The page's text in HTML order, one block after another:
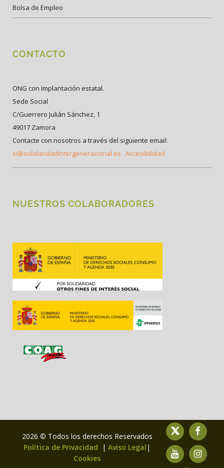
Bolsa de Empleo
CONTACTO
ONG con Implantación estatal.
Sede Social
C/Guerrero Julián Sánchez, 1
49017 Zamora
Contacte con nosotros a través del siguiente email:
si@solidaridadintergeneracional.es Accesibilidad
NUESTROS COLABORADORES
2026 © Todos los derechos Reservados
Política de Privacidad
| Aviso Legal |
Cookies